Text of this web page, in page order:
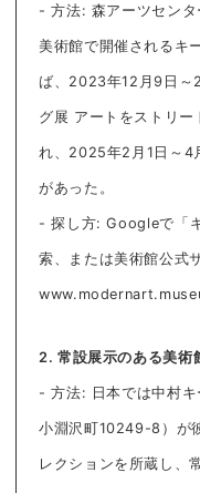
- 方法: 森アーツセン
美術館で開催されるキ
ば、2023年12月9日～
グ展 アートをストリー
れ、2025年2月1日～4
があった。
- 探し方: Googleで「
索、または美術館公式
2. 常設展示のある美術
- 方法: 日本では中村
小淵沢町10249-8）が
レクションを所蔵し、